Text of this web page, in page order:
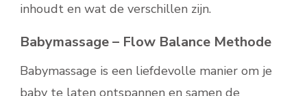
inhoudt en wat de verschillen zijn.​
Babymassage – Flow Balance Methode
Babymassage is een liefdevolle manier om je